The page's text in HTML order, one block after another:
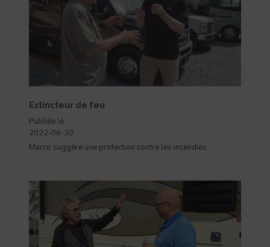
Extincteur de feu
Publiée le
2022-06-30
Marco suggère une protection contre les incendies